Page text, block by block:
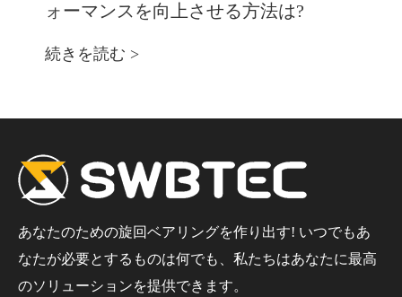
ォーマンスを向上させる方法は?
続きを読む >
あなたのための旋回ベアリングを作り出す! いつでもあ
なたが必要とするものは何でも、私たちはあなたに最高
のソリューションを提供できます。